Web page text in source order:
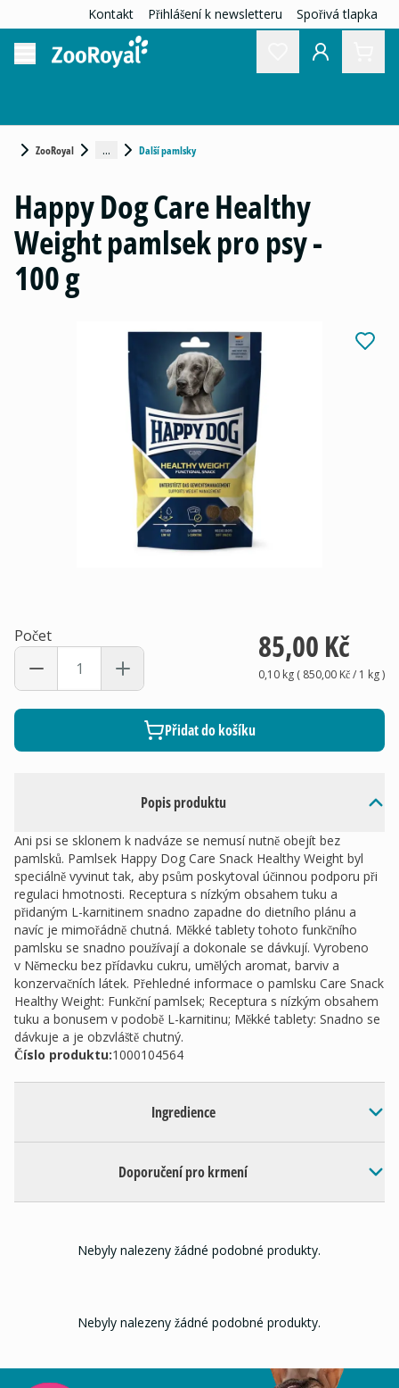
Kontakt Přihlášení k newsletteru Spořivá tlapka
ZooRoyal ... Další pamlsky
Popis produktu
Ani psi se sklonem k nadváze se nemusí nutně obejít bez
pamlsků. Pamlsek Happy Dog Care Snack Healthy Weight byl
speciálně vyvinut tak, aby psům poskytoval účinnou podporu při
regulaci hmotnosti. Receptura s nízkým obsahem tuku a
přidaným L-karnitinem snadno zapadne do dietního plánu a
navíc je mimořádně chutná. Měkké tablety tohoto funkčního
pamlsku se snadno používají a dokonale se dávkují. Vyrobeno
v Německu bez přídavku cukru, umělých aromat, barviv a
konzervačních látek. Přehledné informace o pamlsku Care Snack
Healthy Weight: Funkční pamlsek; Receptura s nízkým obsahem
tuku a bonusem v podobě L-karnitinu; Měkké tablety: Snadno se
dávkuje a je obzvláště chutný.
Číslo produktu:1000104564
Ingredience
Doporučení pro krmení
Happy Dog Care Healthy
Weight pamlsek pro psy -
100 g
Počet 85,00 Kč
0,10 kg( 850,00 Kč/ 1 kg)
Přidat do košíku
Nebyly nalezeny žádné podobné produkty.
Nebyly nalezeny žádné podobné produkty.